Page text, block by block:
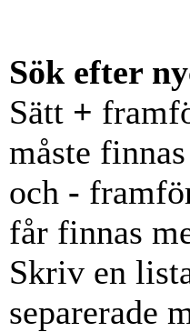
Sök efter
Sätt +
måste
och -
får finnas
Skriv en
separerade